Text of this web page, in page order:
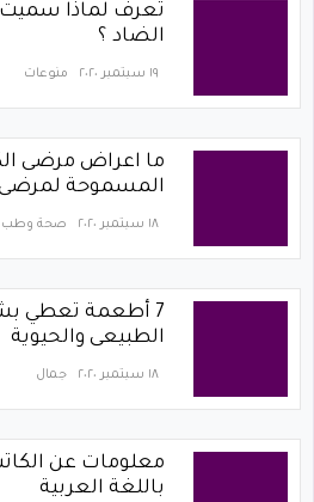
تعرف لماذا سميت
الضاد ؟
١٩ سبتمبر ٢٠٢٠ منوعات
ما اعراض مرضى
المسموحة لمرضى
١٨ سبتمبر ٢٠٢٠ صحة وطب
7 أطعمة تعطي
الطبيعى والحيوية
١٨ سبتمبر ٢٠٢٠ جمال
معلومات عن
باللغة العربية